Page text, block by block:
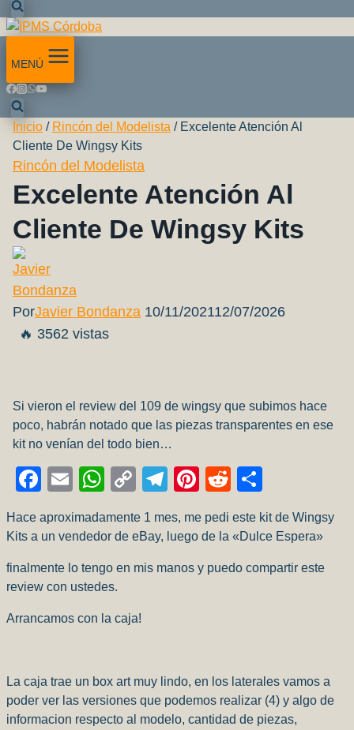
MENÚ
Inicio / Rincón del Modelista / Excelente Atención Al
Cliente De Wingsy Kits
Rincón del Modelista
Excelente Atención Al
Cliente De Wingsy Kits
PorJavier Bondanza 10/11/202112/07/2026
🔥 3562 vistas
Si vieron el review del 109 de wingsy que subimos hace
poco, habrán notado que las piezas transparentes en ese
kit no venían del todo bien…
Facebook
EmailWhatsApp
CopyTelegram
Pinterest
Reddit
Hace aproximadamente 1 mes, me pedi este kit de Wingsy
Kits a un vendedor de eBay, luego de la «Dulce Espera»
finalmente lo tengo en mis manos y puedo compartir este
review con ustedes.
Arrancamos con la caja!
La caja trae un box art muy lindo, en los laterales vamos a
poder ver las versiones que podemos realizar (4) y algo de
informacion respecto al modelo, cantidad de piezas,